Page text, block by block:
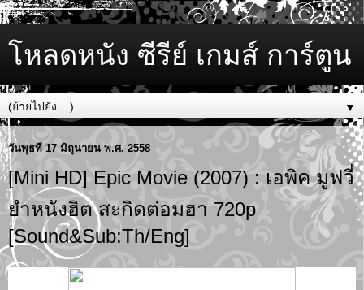
โหลดหนัง ซีรีย์ เกมส์ การ์ตูน
▼
วันพุธที่ 17 มิถุนายน พ.ศ. 2558
[Mini HD] Epic Movie (2007) : เอพิค มูฟวี่
ยำหนังฮิต สะกิดต่อมฮา 720p
[Sound&Sub:Th/Eng]